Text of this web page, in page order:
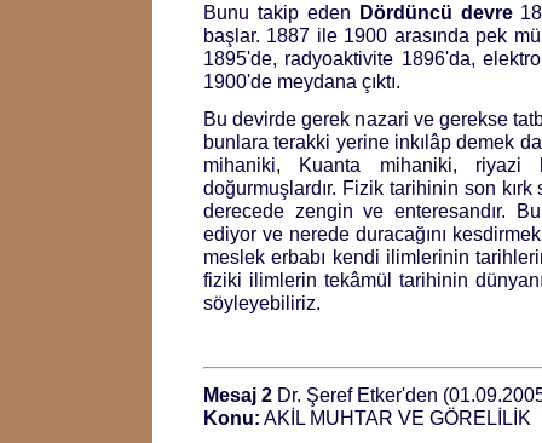
Bunu takip eden Dördüncü devre
başlar. 1887 ile 1900 arasında pek
1895'de, radyoaktivite 1896'da,
1900'de meydana çıktı.
Bu devirde gerek nazari ve gerekse
bunlara terakki yerine inkılâp demek
mihaniki, Kuanta mihaniki, riyazi
doğurmuşlardır. Fizik tarihinin son
derecede zengin ve enteresandır.
ediyor ve nerede duracağını
meslek erbabı kendi ilimlerinin
fiziki ilimlerin tekâmül tarihinin
söyleyebiliriz.
Mesaj 2 Dr. Şeref Etker'den
Konu: AKİL MUHTAR VE GÖRELİLİK